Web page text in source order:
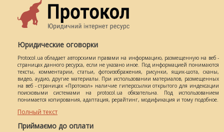
Юридические оговорки
Protocol.ua обладает авторскими правами на информацию, размещенную на веб -
страницах данного ресурса, если не указано иное. Под информацией понимаются
тексты, комментарии, статьи, фотоизображения, рисунки, ящик-шота, сканы,
видео, аудио, другие материалы. При использовании материалов, размещенных
на веб - страницах «Протокол» наличие гиперссылки открытого для индексации
поисковыми системами на protocol.ua обязательна. Под использованием
понимается копирования, адаптация, рерайтинг, модификация и тому подобное.
Полный текст
Приймаємо до оплати